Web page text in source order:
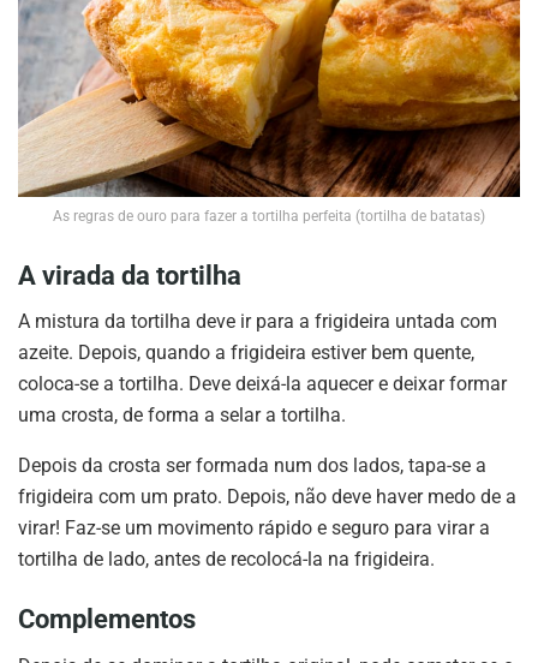
As regras de ouro para fazer a tortilha perfeita (tortilha de batatas)
A virada da tortilha
A mistura da tortilha deve ir para a frigideira untada com
azeite. Depois, quando a frigideira estiver bem quente,
coloca-se a tortilha. Deve deixá-la aquecer e deixar formar
uma crosta, de forma a selar a tortilha.
Depois da crosta ser formada num dos lados, tapa-se a
frigideira com um prato. Depois, não deve haver medo de a
virar! Faz-se um movimento rápido e seguro para virar a
tortilha de lado, antes de recolocá-la na frigideira.
Complementos